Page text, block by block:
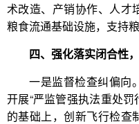
术改造、产销协作、人才
粮食流通基础设施，支持粮
四、强化落实闭合性
一是监督检查纠偏向
开展“严监管强执法重处罚
的基础上，创新飞行检查